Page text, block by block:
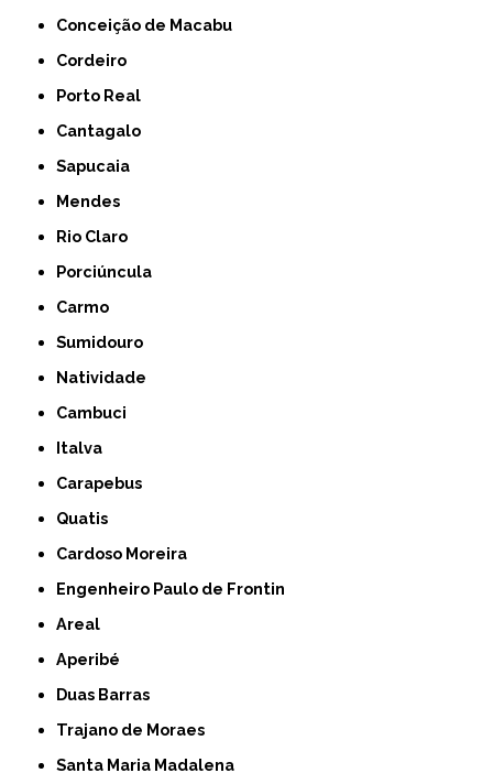
Conceição de Macabu
Cordeiro
Porto Real
Cantagalo
Sapucaia
Mendes
Rio Claro
Porciúncula
Carmo
Sumidouro
Natividade
Cambuci
Italva
Carapebus
Quatis
Cardoso Moreira
Engenheiro Paulo de Frontin
Areal
Aperibé
Duas Barras
Trajano de Moraes
Santa Maria Madalena